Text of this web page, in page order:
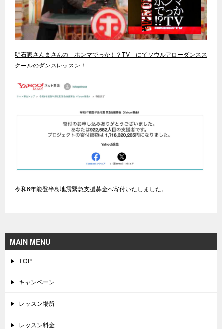
明石家さんまさんの「ホンマでっか！？TV」にてソウルアローダンスス
クールのダンスレッスン！
令和6年能登半島地震緊急支援募金へ寄付いたしました。
MAIN MENU
TOP
キャンペーン
レッスン場所
レッスン料金